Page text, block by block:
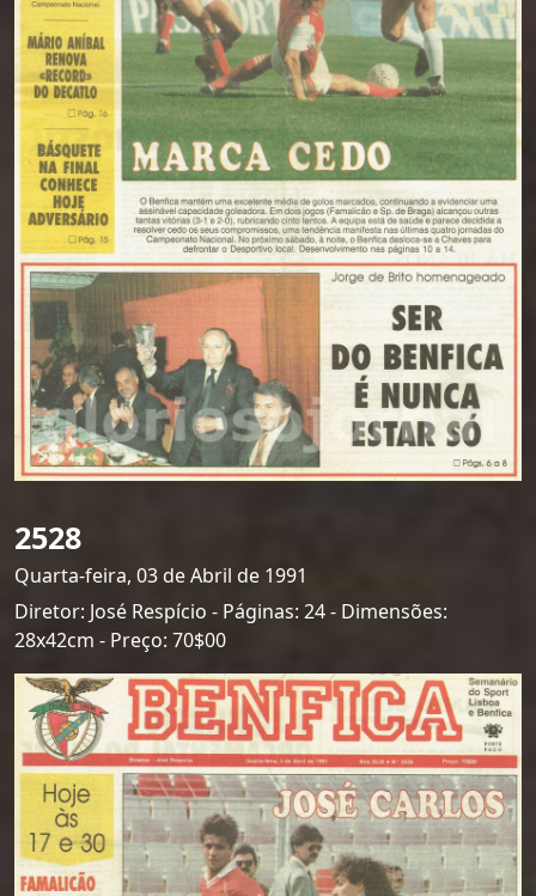
2528
Quarta-feira, 03 de Abril de 1991
Diretor: José Respício - Páginas: 24 - Dimensões:
28x42cm - Preço: 70$00